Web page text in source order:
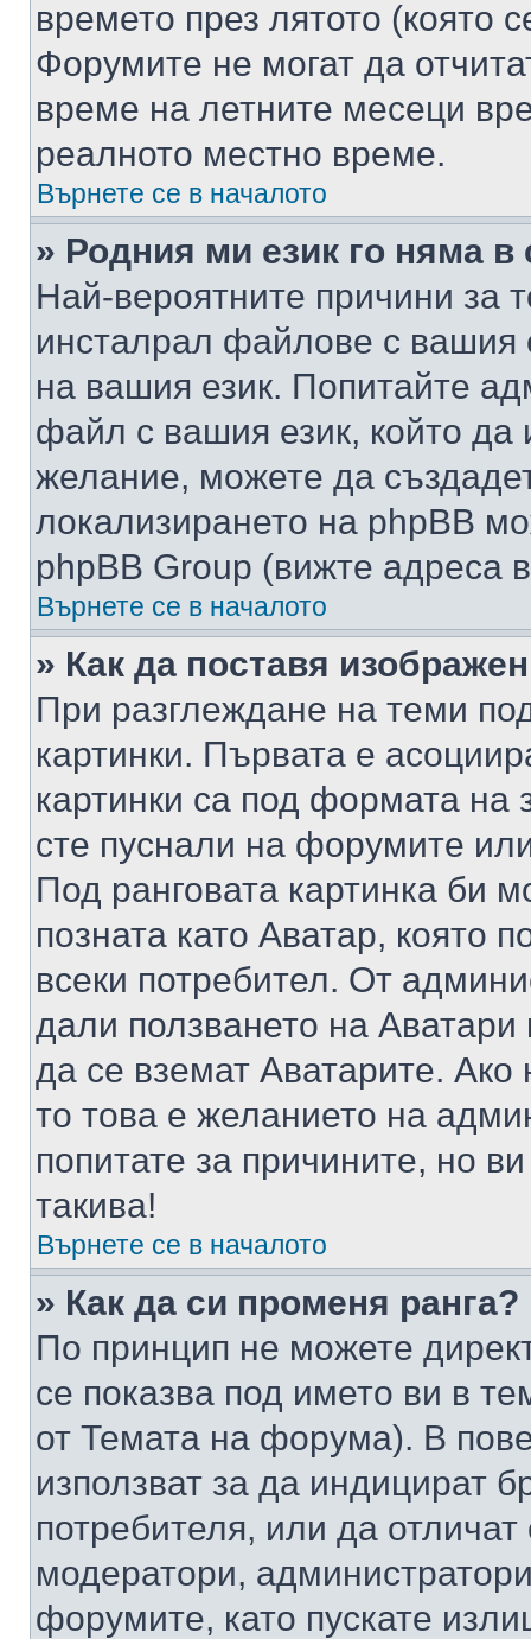
времето през лятото (която
Форумите не могат да
време на летните месеци
реалното местно време.
Върнете се в началото
» Родния ми език го няма в
Най-вероятните причини за
инсталрал файлове с вашия
на вашия език. Попитайте
файл с вашия език, който да
желание, можете да
локализирането на phpBB
phpBB Group (вижте адреса
Върнете се в началото
» Как да поставя
При разглеждане на теми
картинки. Първата е
картинки са под формата на
сте пуснали на форумите
Под ранговата картинка би
позната като Аватар, която
всеки потребител. От
дали ползването на
да се вземат Аватарите.
то това е желанието на
попитате за причините, но
такива!
Върнете се в началото
» Как да си променя ранга?
По принцип не можете
се показва под името ви в
от Темата на форума). В
използват за да индицират
потребителя, или да
модератори,
форумите, като пускате